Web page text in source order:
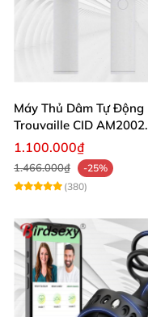
Máy Thủ Dâm Tự Động
Trouvaille CID AM2002
Mạnh Mẽ Dễ Lên Đỉnh
1.100.000₫
1.466.000₫
-25%
(380)